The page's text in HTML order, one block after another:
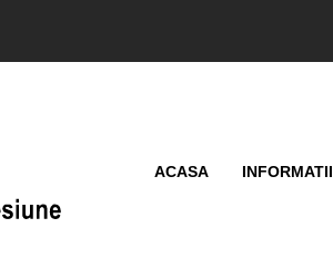
ACASA INFORMATII